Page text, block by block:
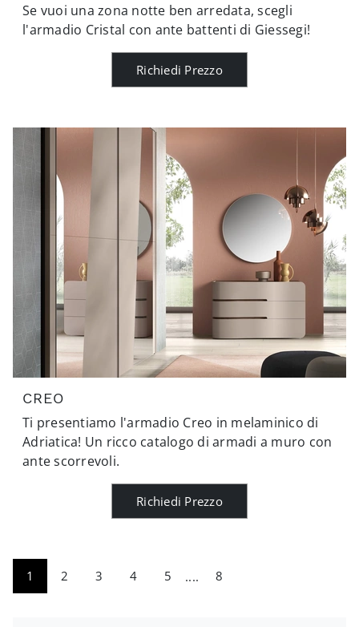
Se vuoi una zona notte ben arredata, scegli
l'armadio Cristal con ante battenti di Giessegi!
Richiedi Prezzo
CREO
Ti presentiamo l'armadio Creo in melaminico di
Adriatica! Un ricco catalogo di armadi a muro con
ante scorrevoli.
Richiedi Prezzo
1 2 3 4 5 .... 8